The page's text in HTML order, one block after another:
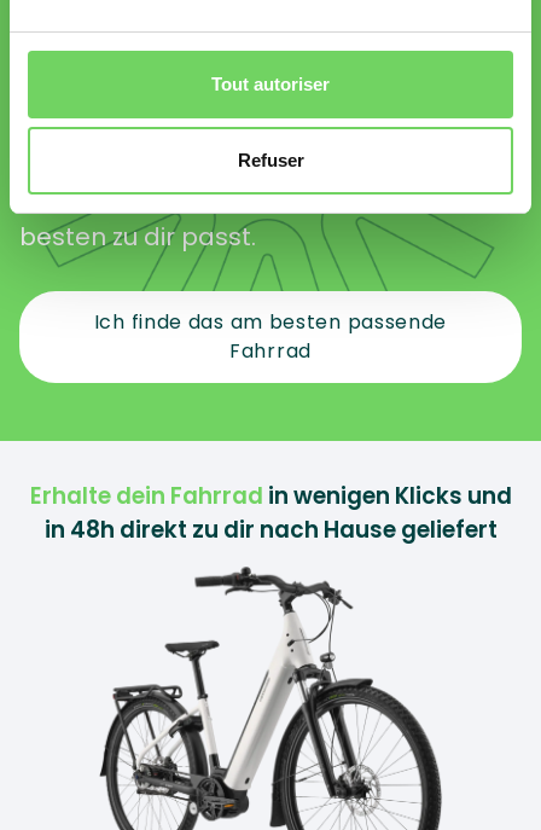
Tout autoriser
Refuser
Du weisst nicht, welches Fahrrad
das richtige für dich ist?
Welches am besten zu dir
passen würde? bicy hilft dir, das
Fahrrad zu wählen, das am
besten zu dir passt.
Ich finde das am besten passende
Fahrrad
Erhalte dein Fahrrad in wenigen Klicks und
in 48h direkt zu dir nach Hause geliefert